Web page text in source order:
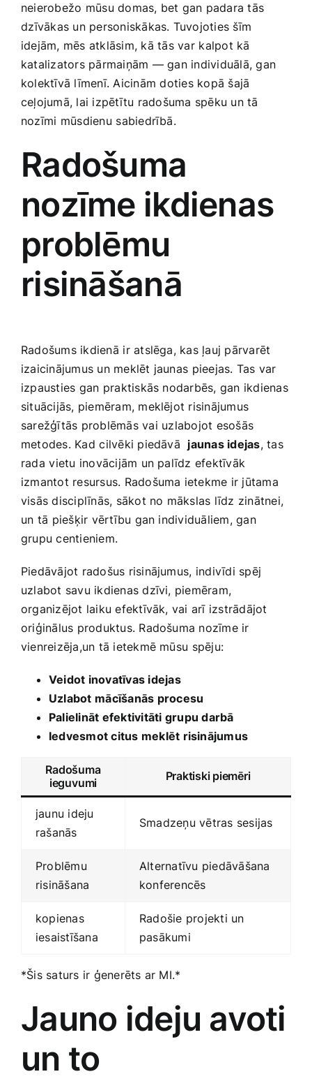
Preces birojam
Preces pieaugušajiem
Rotaļlietas, bērnu preces
Smaržas, kosmētika
Sports, tūrisms un atpūta
TV un Sadzīves tehnika
Zoo preces
neierobežo⁤ mūsu domas, bet gan padara tās
⁢dzīvākas un personiskākas. Tuvojoties šīm‍
idejām, mēs atklāsim, kā⁤ tās var ⁢kalpot‍ kā
katalizators pārmaiņām⁢ — gan individuālā, ‍gan⁤
kolektīvā ​līmenī. Aicinām⁣ doties kopā šajā
‍ceļojumā,‍ lai izpētītu ⁢radošuma spēku un tā
nozīmi ⁢mūsdienu⁢ sabiedrībā.
Radošuma
nozīme ‍ikdienas​
problēmu
‍risināšanā
Radošums ‍ikdienā⁣ ir atslēga, kas ļauj pārvarēt
izaicinājumus ‍un meklēt jaunas ⁣pieejas.‍ Tas var
izpausties gan ⁣praktiskās nodarbēs, gan ikdienas
situācijās, piemēram, meklējot risinājumus
sarežģītās problēmās vai⁤ uzlabojot esošās
metodes. Kad ⁤cilvēki ​piedāvā ‍ jaunas idejas, tas
rada⁣ vietu​ inovācijām un palīdz efektīvāk
izmantot resursus. Radošuma ietekme ir jūtama
visās ‌disciplīnās, sākot no‍ mākslas līdz zinātnei,
un tā ⁤piešķir vērtību gan individuāliem, gan
grupu centieniem.
Piedāvājot radošus risinājumus, ⁣indivīdi spēj
uzlabot savu ikdienas dzīvi, piemēram,
organizējot ‍laiku efektīvāk, vai arī izstrādājot
oriģinālus produktus. Radošuma nozīme ir ​
vienreizēja,un tā ietekmē mūsu⁢ spēju:
Veidot inovatīvas idejas
Uzlabot⁣ mācīšanās procesu
Palielināt efektivitāti ⁣grupu darbā
Iedvesmot citus meklēt risinājumus
Radošuma
ieguvumi
Praktiski‌ piemēri
jaunu ideju
rašanās
Smadzeņu vētras sesijas
Problēmu‍
risināšana
Alternatīvu piedāvāšana
konferencēs
kopienas
iesaistīšana
Radošie projekti un
pasākumi
*Šis​ saturs ‌ir ģenerēts ar MI.*
Jauno ideju avoti‍
un to⁢